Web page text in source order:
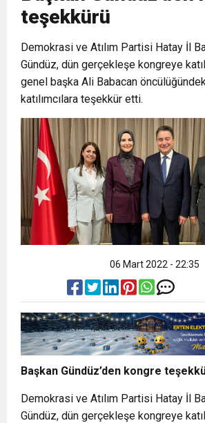
Cumhuriyet, Türk Milletinin Özgürlük
ve Onur Nişanesidir
6:19 HBB BAŞKANI ÖNTÜRK’ÜN
CUMHURİYET BAYRAMI MESAJI
17:36 KURUMLAR VERGİSİ ERTELENDİ
DUYURUSU
21:40 CEYLANDERE’DE BAŞKAN EMRAH
KARAÇAY’A SEVGİ SELİ
18:22 BAŞKAN SAMİ ÜSTÜN’DEN
GÖNÜLLERE DOKUNAN ZİYARET
teşekkürü
Demokrasi ve Atılım Partisi Hatay İl
Gündüz, dün gerçekleşe kongreye
genel başka Ali Babacan
katılımcılara teşekkür etti.
06 Mart 2022 - 22:35
Başkan Gündüz’den kongre
Demokrasi ve Atılım Partisi Hatay İl
Gündüz, dün gerçekleşe kongreye